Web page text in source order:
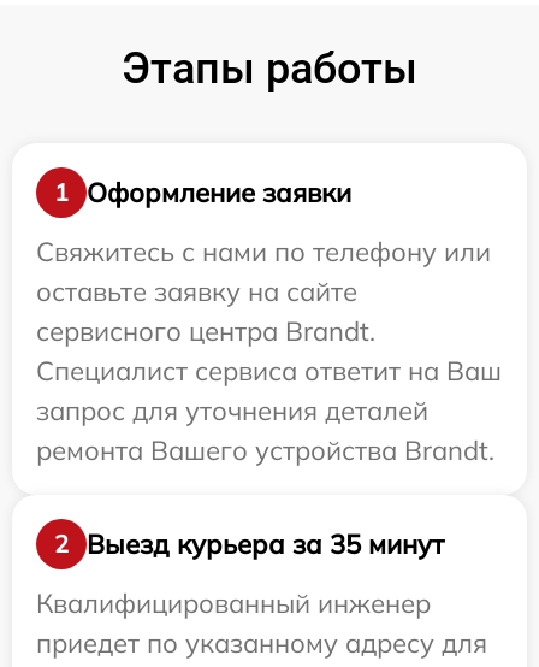
Этапы работы
1
Оформление заявки
Свяжитесь с нами по телефону или
оставьте заявку на сайте
сервисного центра Brandt.
Специалист сервиса ответит на Ваш
запрос для уточнения деталей
ремонта Вашего устройства Brandt.
2
Выезд курьера за 35 минут
Квалифицированный инженер
приедет по указанному адресу для